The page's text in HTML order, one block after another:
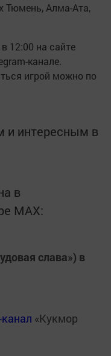
Тюмень, Алма-Ата,
12:00 на сайте
канале.
игрой можно по
интересным в
в
MАХ:
слава») в
«Кукмор